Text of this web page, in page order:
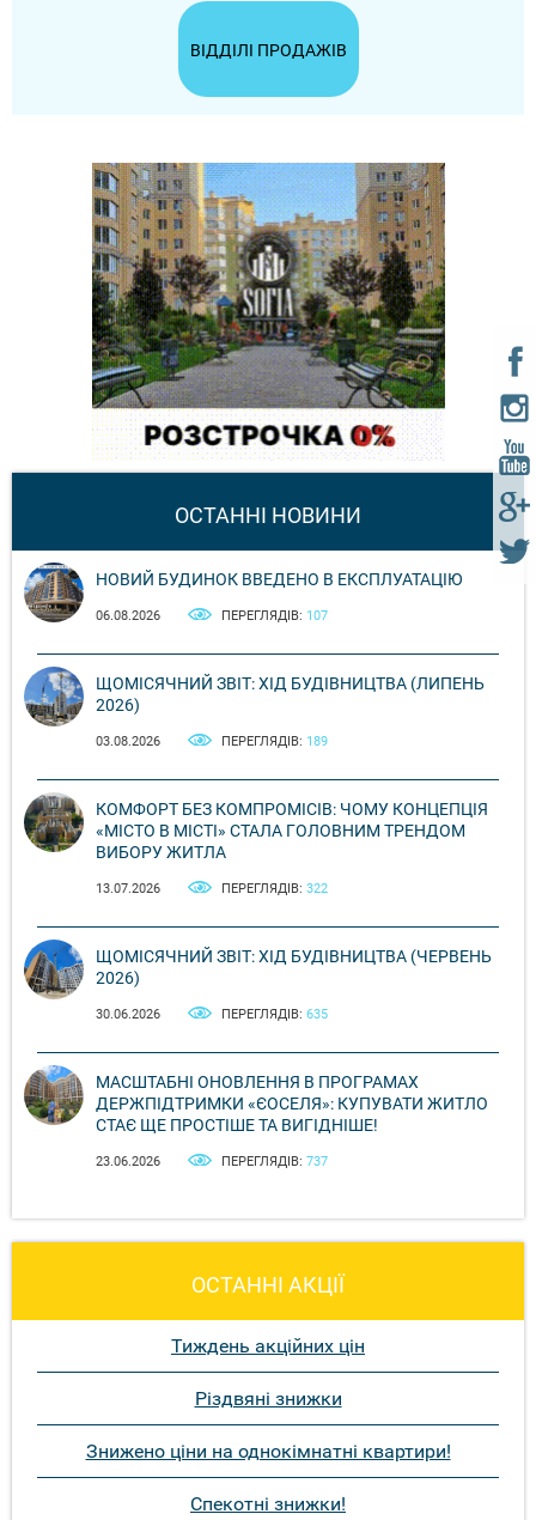
ВІДДІЛІ ПРОДАЖІВ
ОСТАННІ НОВИНИ
НОВИЙ БУДИНОК ВВЕДЕНО В ЕКСПЛУАТАЦІЮ
06.08.2026 ПЕРЕГЛЯДІВ: 107
ЩОМІСЯЧНИЙ ЗВІТ: ХІД БУДІВНИЦТВА (ЛИПЕНЬ
2026)
03.08.2026 ПЕРЕГЛЯДІВ: 189
КОМФОРТ БЕЗ КОМПРОМІСІВ: ЧОМУ КОНЦЕПЦІЯ
«МІСТО В МІСТІ» СТАЛА ГОЛОВНИМ ТРЕНДОМ
ВИБОРУ ЖИТЛА
13.07.2026 ПЕРЕГЛЯДІВ: 322
ЩОМІСЯЧНИЙ ЗВІТ: ХІД БУДІВНИЦТВА (ЧЕРВЕНЬ
2026)
30.06.2026 ПЕРЕГЛЯДІВ: 635
МАСШТАБНІ ОНОВЛЕННЯ В ПРОГРАМАХ
ДЕРЖПІДТРИМКИ «ЄОСЕЛЯ»: КУПУВАТИ ЖИТЛО
СТАЄ ЩЕ ПРОСТІШЕ ТА ВИГІДНІШЕ!
23.06.2026 ПЕРЕГЛЯДІВ: 737
ОСТАННІ АКЦІЇ
Тиждень акційних цін
Різдвяні знижки
Знижено ціни на однокімнатні квартири!
Спекотні знижки!